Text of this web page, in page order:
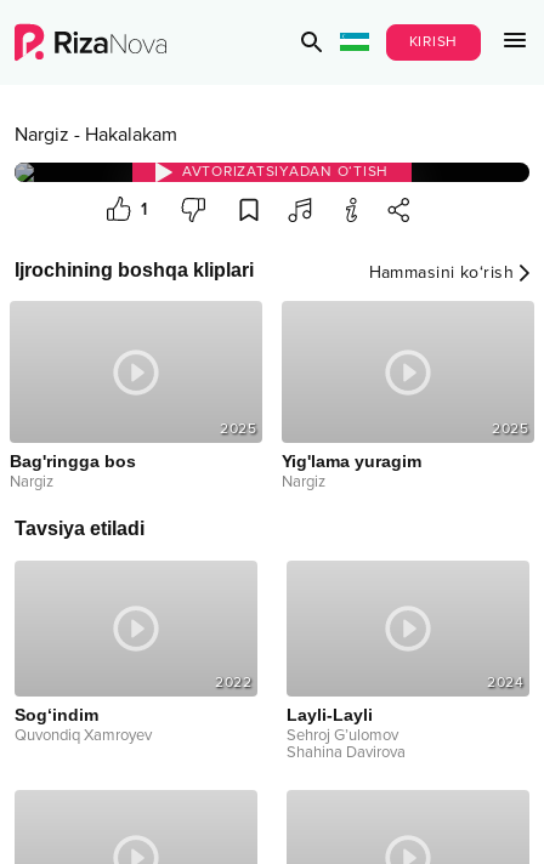
KIRISH
Nargiz - Hakalakam
AVTORIZATSIYADAN O‘TISH
1
Ijrochining boshqa kliplari Hammasini ko‘rish
2025
Bag'ringga bos
Nargiz
2025
Yig'lama yuragim
Nargiz
Tavsiya etiladi
2022
Sog‘indim
Quvondiq Xamroyev
2024
Layli-Layli
Sehroj G’ulomov
Shahina Davirova